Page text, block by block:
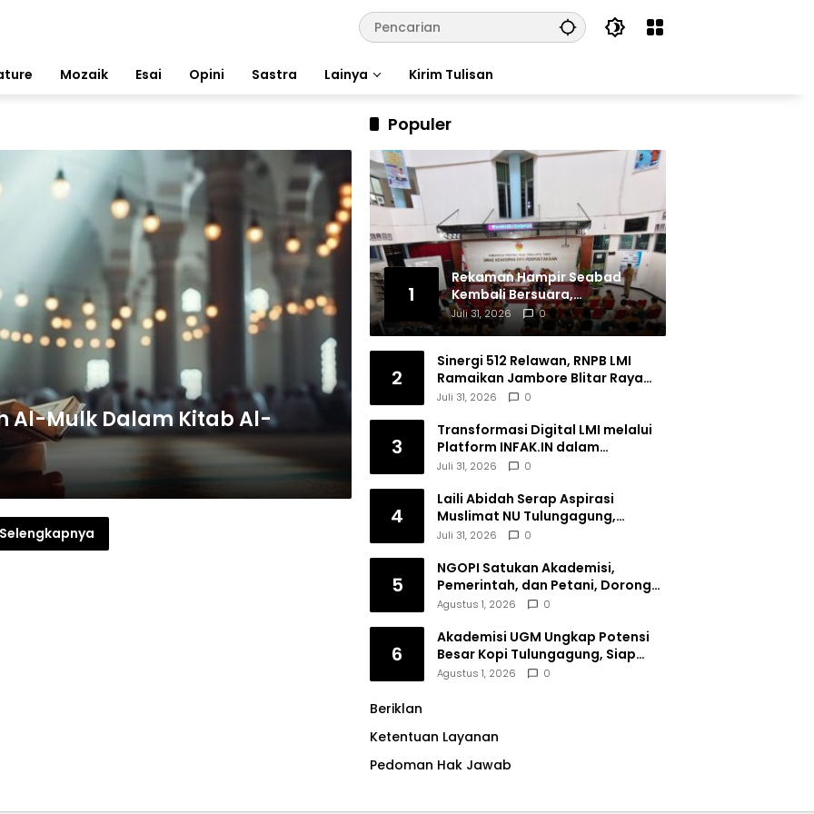
Mozaik Esai Opini Sastra Lainya Kirim Tulisan
Al-Mulk Dalam Kitab Al-
Selengkapnya
Populer
1
Rekaman Hampir Seabad
Kembali Bersuara,
Masyarakat Flores Hidupkan
Lagi Ingatan Leluhur
Juli 31, 2026 0
2
Sinergi 512 Relawan, RNPB LMI
Ramaikan Jambore Blitar Raya
2026
Juli 31, 2026 0
3
Transformasi Digital LMI melalui
Platform INFAK.IN dalam
Meningkatkan Penghimpunan
Juli 31, 2026 0
4
Laili Abidah Serap Aspirasi
Muslimat NU Tulungagung,
Dorong Penguatan Peran
Juli 31, 2026 0
5
NGOPI Satukan Akademisi,
Pemerintah, dan Petani, Dorong
Konservasi Hutan serta Daya
Agustus 1, 2026 0
6
Akademisi UGM Ungkap Potensi
Besar Kopi Tulungagung, Siap
Bersaing di Pasar Nasional hingga
Agustus 1, 2026 0
Beriklan
Ketentuan Layanan
Pedoman Hak Jawab